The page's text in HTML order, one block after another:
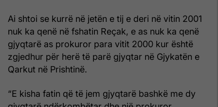
Ai shtoi se kurrë në jetën e tij e deri në vitin 2001
nuk ka qenë në fshatin Reçak, e as nuk ka qenë
gjyqtarë as prokuror para vitit 2000 kur është
zgjedhur për herë të parë gjyqtar në Gjykatën e
Qarkut në Prishtinë.
“E kisha fatin që të jem gjyqtarë bashkë me dy